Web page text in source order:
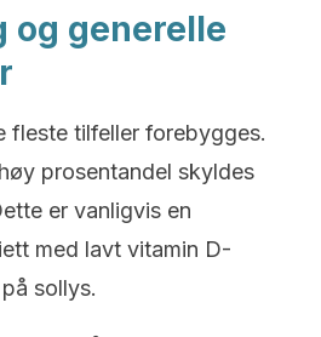
og generelle
fleste tilfeller forebygges.
prosentandel skyldes
er vanligvis en
med lavt vitamin D-
sollys.